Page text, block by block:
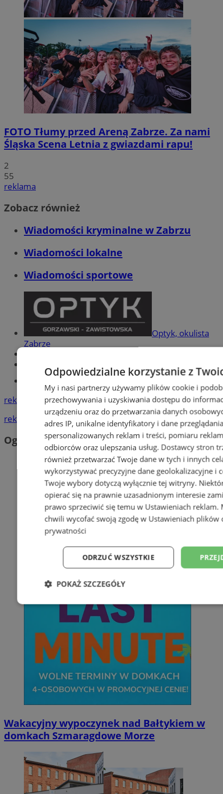
FOTO Tłumy przed Areną Zabrze. Za nami
Śląska Scena Letnia z gwiazdami rapu!
2
55
reklama
Zobacz również
Wiadomości kryminalne w Zabrzu
Wiadomości lokalne
Wiadomości sportowe
Optyk, okulista
Zabrze
Tworzenie stron www -Zabrze
reklama
reklama
Ogłoszenia
Wakacyjny wypoczynek nad Bałtykiem w
domkach Szmaragdowe Morze
Odpowiedzialne korzystanie z
My i nasi partnerzy używamy plików cookie i
przechowywania i uzyskiwania dostępu do
urządzeniu oraz do przetwarzania danych
adres IP, unikalne identyfikatory i dane
spersonalizowanych reklam i treści, pomiaru
odbiorców oraz ulepszania usług. Dostawcy stron
również przetwarzać Twoje dane w tych i innych
wykorzystywać precyzyjne dane geolokalizacyjne i
Twoje wybory dotyczą wyłącznie tej witryny.
opierać się na prawnie uzasadnionym interesie
prawo sprzeciwić się temu w Ustawieniach reklam.
chwili wycofać swoją zgodę w Ustawieniach plików
prywatności
ODRZUĆ WSZYSTKIE
POKAŻ SZCZEGÓŁY
Niezbędne Wydajność
Niesklasyfikowane
Niezbędne pliki cookie umożliwiają korzystanie z podstawowych
takich jak logowanie użytkownika i zarządzanie kontem. Bez
Nazwa
Domena
SessID
zabrze.com.pl